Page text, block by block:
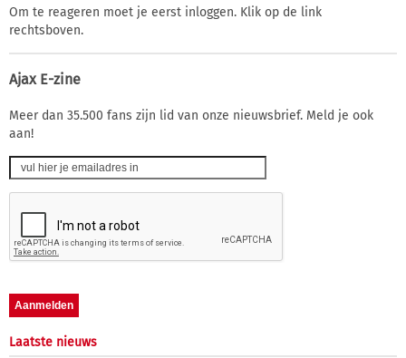
Om te reageren moet je eerst inloggen. Klik op de link
rechtsboven.
Ajax E-zine
Meer dan 35.500 fans zijn lid van onze nieuwsbrief. Meld je ook
aan!
Laatste nieuws